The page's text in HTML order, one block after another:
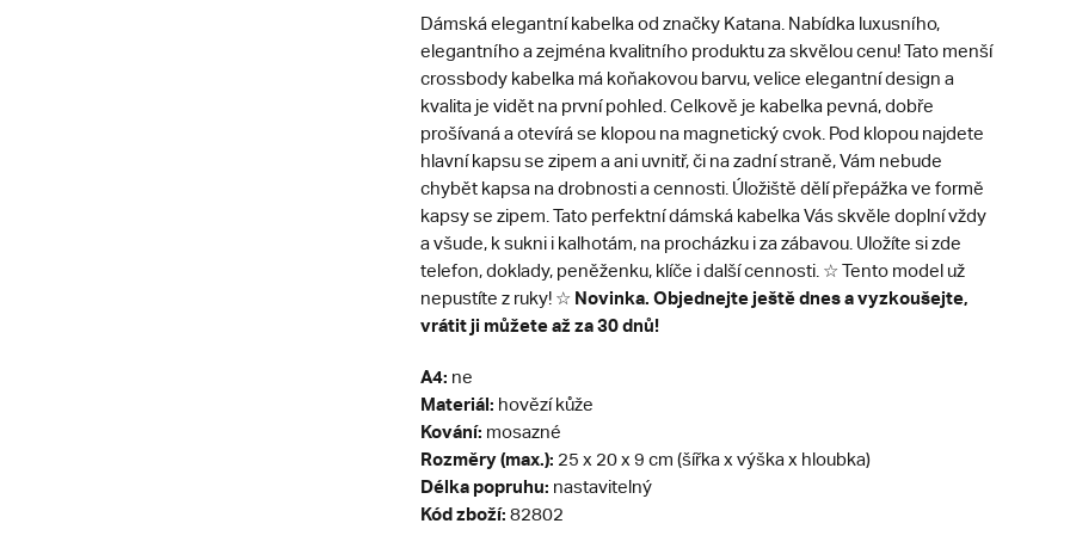
Dámská elegantní kabelka od značky Katana. Nabídka luxusního,
elegantního a zejména kvalitního produktu za skvělou cenu! Tato menší
crossbody kabelka má koňakovou barvu, velice elegantní design a
kvalita je vidět na první pohled. Celkově je kabelka pevná, dobře
prošívaná a otevírá se klopou na magnetický cvok. Pod klopou najdete
hlavní kapsu se zipem a ani uvnitř, či na zadní straně, Vám nebude
chybět kapsa na drobnosti a cennosti. Úložiště dělí přepážka ve formě
kapsy se zipem. Tato perfektní dámská kabelka Vás skvěle doplní vždy
a všude, k sukni i kalhotám, na procházku i za zábavou. Uložíte si zde
telefon, doklady, peněženku, klíče i další cennosti. ☆ Tento model už
nepustíte z ruky! ☆ Novinka. Objednejte ještě dnes a vyzkoušejte,
vrátit ji můžete až za 30 dnů!
A4: ne
Materiál: hovězí kůže
Kování: mosazné
Rozměry (max.): 25 x 20 x 9 cm (šířka x výška x hloubka)
Délka popruhu: nastavitelný
Kód zboží: 82802